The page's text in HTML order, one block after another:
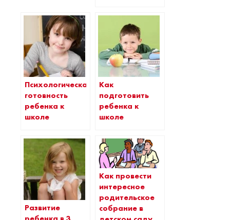
Психологическая
готовность
ребенка к
школе
Как
подготовить
ребенка к
школе
Развитие
Как провести
интересное
родительское
собрание в